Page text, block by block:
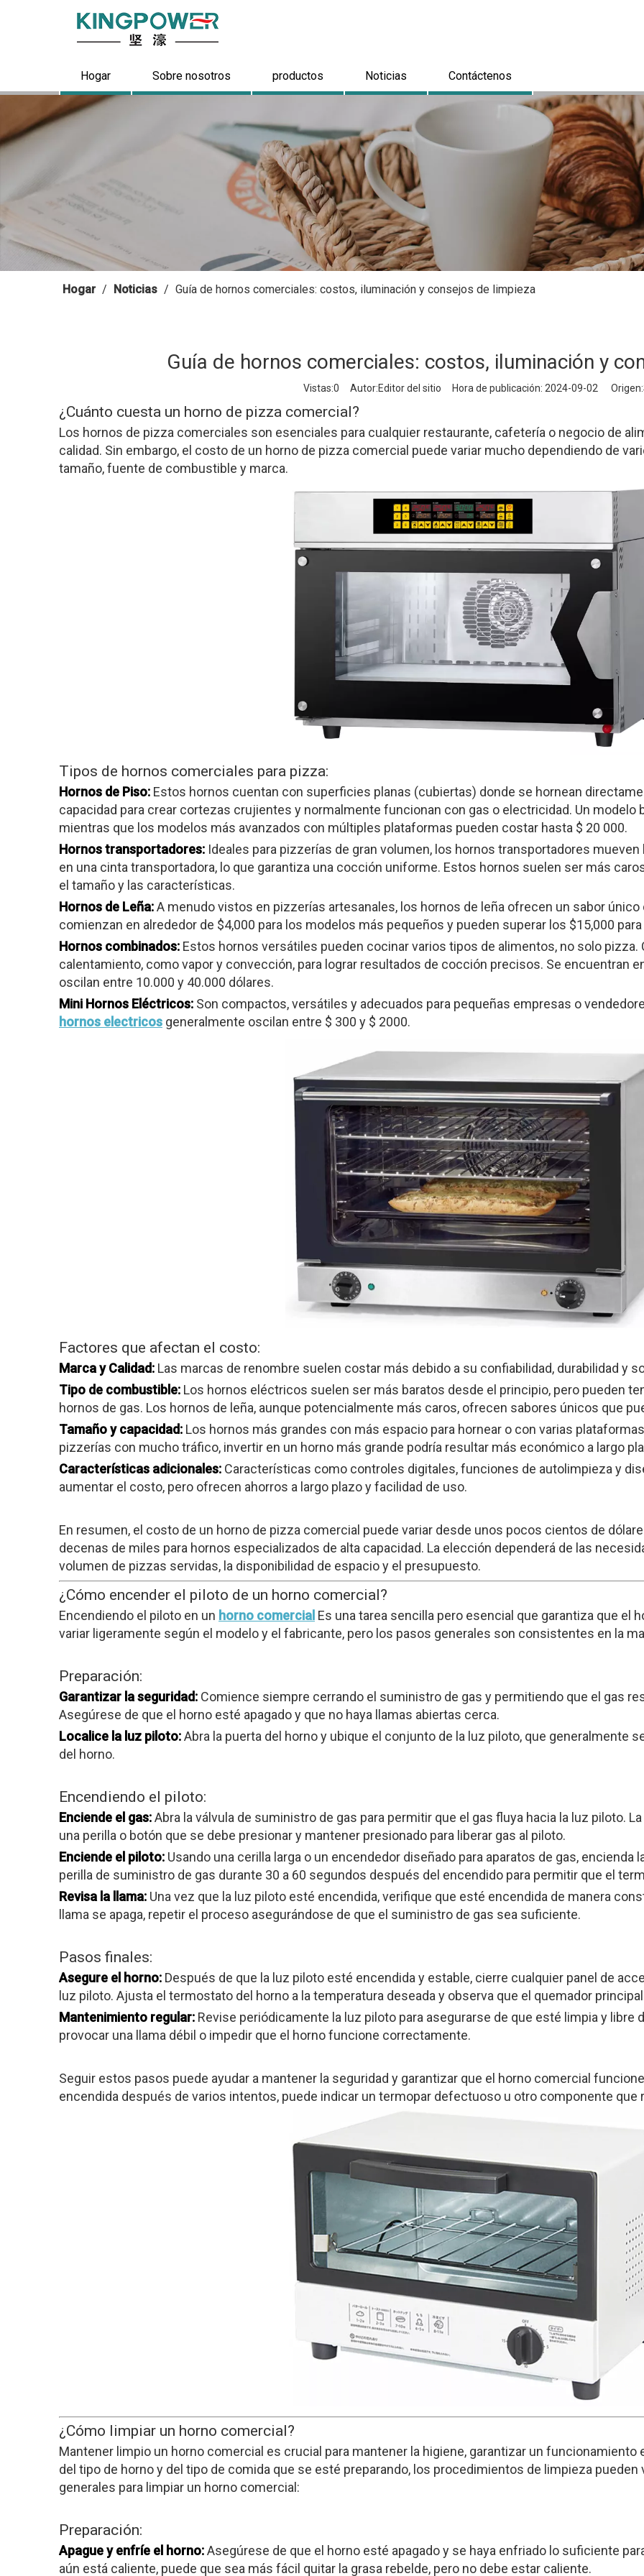
Hogar Sobre nosotros productos Noticias Contáctenos
Hogar / Noticias / Guía de hornos comerciales: costos, iluminación y consejos de limpieza
Guía de hornos comerciales: costos, iluminación y
Vistas:0 Autor:Editor del sitio Hora de publicación: 2024-09-02 Origen:
¿Cuánto cuesta un horno de pizza comercial?
Los hornos de pizza comerciales son esenciales para cualquier restaurante, cafetería o negocio de
calidad. Sin embargo, el costo de un horno de pizza comercial puede variar mucho dependiendo de
tamaño, fuente de combustible y marca.
Tipos de hornos comerciales para pizza:
Hornos de Piso: Estos hornos cuentan con superficies planas (cubiertas) donde se hornean
capacidad para crear cortezas crujientes y normalmente funcionan con gas o electricidad. Un modelo
mientras que los modelos más avanzados con múltiples plataformas pueden costar hasta $ 20 000.
Hornos transportadores: Ideales para pizzerías de gran volumen, los hornos transportadores
en una cinta transportadora, lo que garantiza una cocción uniforme. Estos hornos suelen ser más
el tamaño y las características.
Hornos de Leña:A menudo vistos en pizzerías artesanales, los hornos de leña ofrecen un sabor
comienzan en alrededor de $4,000 para los modelos más pequeños y pueden superar los $15,000
Hornos combinados: Estos hornos versátiles pueden cocinar varios tipos de alimentos, no solo
calentamiento, como vapor y convección, para lograr resultados de cocción precisos. Se encuentran
oscilan entre 10.000 y 40.000 dólares.
Mini Hornos Eléctricos: Son compactos, versátiles y adecuados para pequeñas empresas o
hornos electricos generalmente oscilan entre $ 300 y $ 2000.
Factores que afectan el costo:
Marca y Calidad: Las marcas de renombre suelen costar más debido a su confiabilidad, durabilidad y
Tipo de combustible: Los hornos eléctricos suelen ser más baratos desde el principio, pero pueden
hornos de gas. Los hornos de leña, aunque potencialmente más caros, ofrecen sabores únicos que
Tamaño y capacidad: Los hornos más grandes con más espacio para hornear o con varias
pizzerías con mucho tráfico, invertir en un horno más grande podría resultar más económico a largo
Características adicionales: Características como controles digitales, funciones de autolimpieza y
aumentar el costo, pero ofrecen ahorros a largo plazo y facilidad de uso.
En resumen, el costo de un horno de pizza comercial puede variar desde unos pocos cientos de
decenas de miles para hornos especializados de alta capacidad. La elección dependerá de las
volumen de pizzas servidas, la disponibilidad de espacio y el presupuesto.
¿Cómo encender el piloto de un horno comercial?
Encendiendo el piloto en un horno comercial Es una tarea sencilla pero esencial que garantiza que el
variar ligeramente según el modelo y el fabricante, pero los pasos generales son consistentes en la
Preparación:
Garantizar la seguridad: Comience siempre cerrando el suministro de gas y permitiendo que el gas
Asegúrese de que el horno esté apagado y que no haya llamas abiertas cerca.
Localice la luz piloto:Abra la puerta del horno y ubique el conjunto de la luz piloto, que generalmente
del horno.
Encendiendo el piloto:
Enciende el gas:Abra la válvula de suministro de gas para permitir que el gas fluya hacia la luz piloto.
una perilla o botón que se debe presionar y mantener presionado para liberar gas al piloto.
Enciende el piloto: Usando una cerilla larga o un encendedor diseñado para aparatos de gas,
perilla de suministro de gas durante 30 a 60 segundos después del encendido para permitir que el
Revisa la llama: Una vez que la luz piloto esté encendida, verifique que esté encendida de manera
llama se apaga, repetir el proceso asegurándose de que el suministro de gas sea suficiente.
Pasos finales:
Asegure el horno: Después de que la luz piloto esté encendida y estable, cierre cualquier panel de
luz piloto. Ajusta el termostato del horno a la temperatura deseada y observa que el quemador
Mantenimiento regular: Revise periódicamente la luz piloto para asegurarse de que esté limpia y libre
provocar una llama débil o impedir que el horno funcione correctamente.
Seguir estos pasos puede ayudar a mantener la seguridad y garantizar que el horno comercial
encendida después de varios intentos, puede indicar un termopar defectuoso u otro componente que
¿Cómo limpiar un horno comercial?
Mantener limpio un horno comercial es crucial para mantener la higiene, garantizar un
del tipo de horno y del tipo de comida que se esté preparando, los procedimientos de limpieza
generales para limpiar un horno comercial:
Preparación:
Apague y enfríe el horno:Asegúrese de que el horno esté apagado y se haya enfriado lo suficiente
aún está caliente, puede que sea más fácil quitar la grasa rebelde, pero no debe estar caliente.